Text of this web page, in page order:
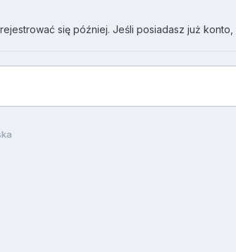
się później. Jeśli posiadasz już konto,